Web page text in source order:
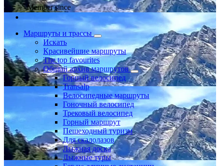
Member since
Маршруты и трассы
Искать
Красивейшие маршруты
The top favourites
Общий архив маршрутов
Горный велосипед
Transalp
Велосипедные маршруты
Гоночный велосипед
Трековый велосипед
Горный маршрут
Пешеходный туризм
Для скалолазов
Лыжная доска
Лыжные туры